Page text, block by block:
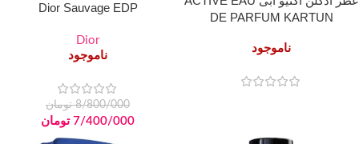
DE PARFUM KARTUN
ناموجود
Dior Sauvage EDP
Dior
ناموجود
8/800/000 تومان
7/400/000 تومان